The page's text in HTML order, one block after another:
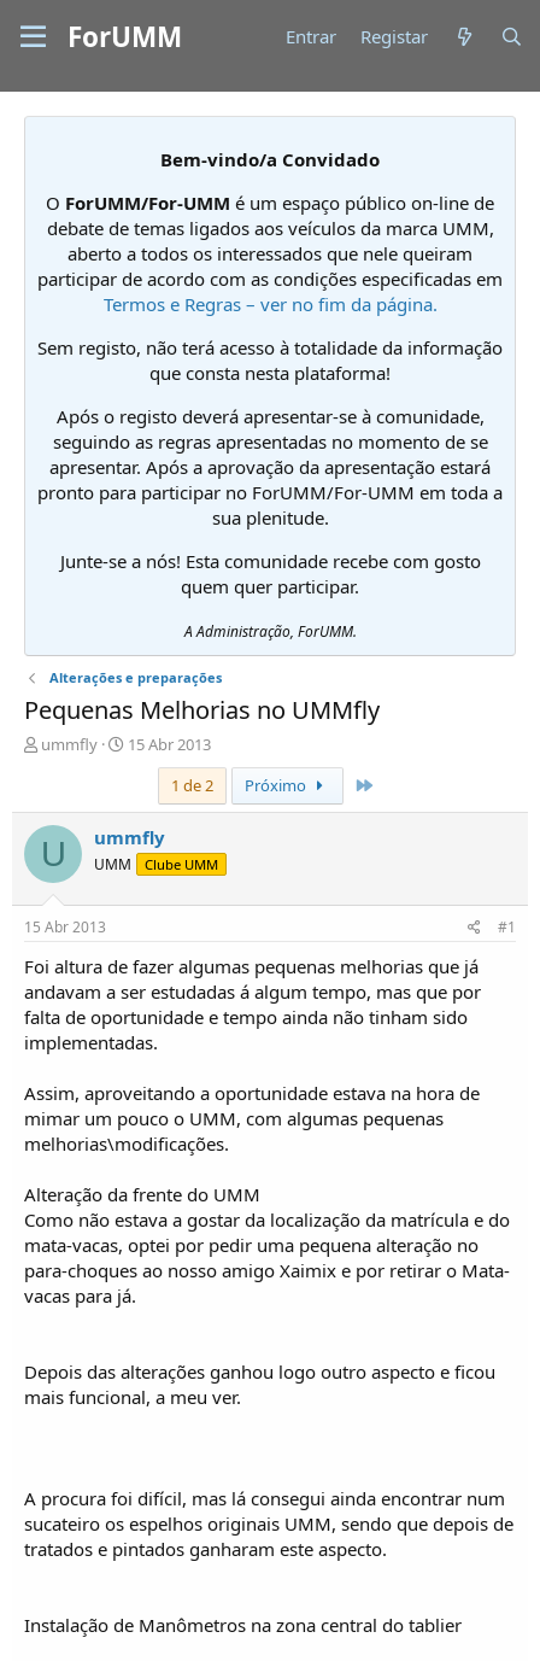
ForUMM Entrar Registar
Bem-vindo/a Convidado
O ForUMM/For-UMM é um espaço público on-line de
debate de temas ligados aos veículos da marca UMM,
aberto a todos os interessados que nele queiram
participar de acordo com as condições especificadas em
Termos e Regras – ver no fim da página.
Sem registo, não terá acesso à totalidade da informação
que consta nesta plataforma!
Após o registo deverá apresentar-se à comunidade,
seguindo as regras apresentadas no momento de se
apresentar. Após a aprovação da apresentação estará
pronto para participar no ForUMM/For-UMM em toda a
sua plenitude.
Junte-se a nós! Esta comunidade recebe com gosto
quem quer participar.
A Administração, ForUMM.
Alterações e preparações
Pequenas Melhorias no UMMfly
I
c
i
d
d
e
ó
p
i
o
s
ummfly
D
a
d
e
i
i
15 Abr 2013
1 de 2
Próximo
U ummfly
UMM Clube UMM
15 Abr 2013 #1
Foi altura de fazer algumas pequenas melhorias que já
andavam a ser estudadas á algum tempo, mas que por
falta de oportunidade e tempo ainda não tinham sido
implementadas.
Assim, aproveitando a oportunidade estava na hora de
mimar um pouco o UMM, com algumas pequenas
melhorias\modificações.
Alteração da frente do UMM
Como não estava a gostar da localização da matrícula e do
mata-vacas, optei por pedir uma pequena alteração no
para-choques ao nosso amigo Xaimix e por retirar o Mata-
vacas para já.
Depois das alterações ganhou logo outro aspecto e ficou
mais funcional, a meu ver.
A procura foi difícil, mas lá consegui ainda encontrar num
sucateiro os espelhos originais UMM, sendo que depois de
tratados e pintados ganharam este aspecto.
Instalação de Manômetros na zona central do tablier